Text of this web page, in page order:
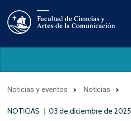
Noticias y eventos Noticias
NOTICIAS 03 de diciembre de 2025